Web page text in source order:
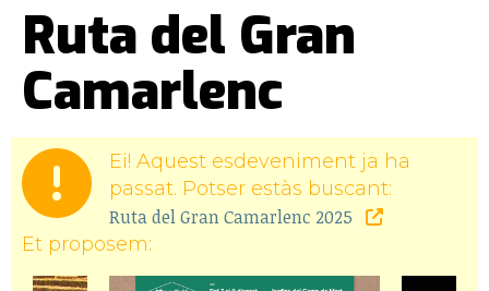
Ruta del Gran
Camarlenc
Ei! Aquest esdeveniment ja ha
passat. Potser estàs buscant:
Ruta del Gran Camarlenc 2025
Et proposem: